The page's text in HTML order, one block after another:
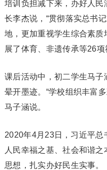
培训负担减下来，办好人民
长李杰说，“贯彻落实总书
地，更加重视学生综合素
展了体育、非遗传承等26项
课后活动中，初二学生马
晕开墨迹。“学校组织丰富
马子涵说。
2020年4月23日，习近平
人民幸福之基、社会和谐
思想，扎实办好民生实事。